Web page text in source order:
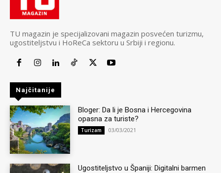
TU magazin je specijalizovani magazin posvećen turizmu,
ugostiteljstvu i HoReCa sektoru u Srbiji i regionu.
Najčitanije
Bloger: Da li je Bosna i Hercegovina
opasna za turiste?
Turizam 03/03/2021
Ugostiteljstvo u Španiji: Digitalni barmen